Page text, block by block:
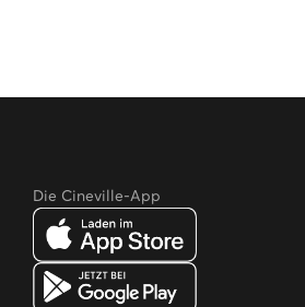
Die Cineville-App